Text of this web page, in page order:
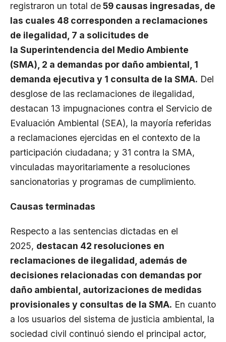
registraron un total de59 causas ingresadas, de
las cuales 48 corresponden a reclamaciones
de ilegalidad, 7 a solicitudes de
la Superintendencia del Medio Ambiente
(SMA) , 2 a demandas por daño ambiental, 1
demanda ejecutiva y 1 consulta de la SMA. Del
desglose de las reclamaciones de ilegalidad,
destacan 13 impugnaciones contra el Servicio de
Evaluación Ambiental (SEA), la mayoría referidas
a reclamaciones ejercidas en el contexto de la
participación ciudadana; y 31 contra la SMA,
vinculadas mayoritariamente a resoluciones
sancionatorias y programas de cumplimiento.
Causas terminadas
Respecto a las sentencias dictadas en el
2025, destacan 42 resoluciones en
reclamaciones de ilegalidad, además de
decisiones relacionadas con demandas por
daño ambiental, autorizaciones de medidas
provisionales y consultas de la SMA. En cuanto
a los usuarios del sistema de justicia ambiental, la
sociedad civil continuó siendo el principal actor,